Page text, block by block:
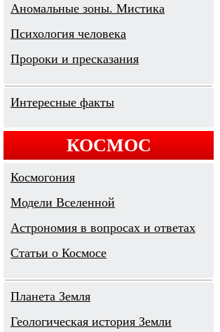
Аномальные зоны. Мистика
Психология человека
Пророки и пресказания
Интересные факты
КОСМОС
Космогония
Модели Вселенной
Астрономия в вопросах и ответах
Cтатьи о Космосе
Планета Земля
Геологическая история Земли